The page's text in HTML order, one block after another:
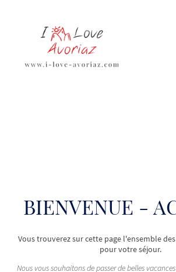
BIENVENUE -
Vous trouverez sur cette page l'ensemble
pour votre séjour.
Nous vous souhaitons de passer de belles